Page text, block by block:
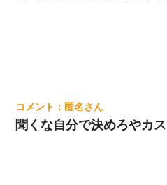
匿名
聞くな自分で決めろやカス